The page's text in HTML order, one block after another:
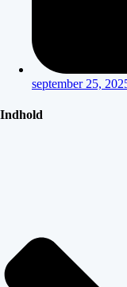
september 25,
Indhold